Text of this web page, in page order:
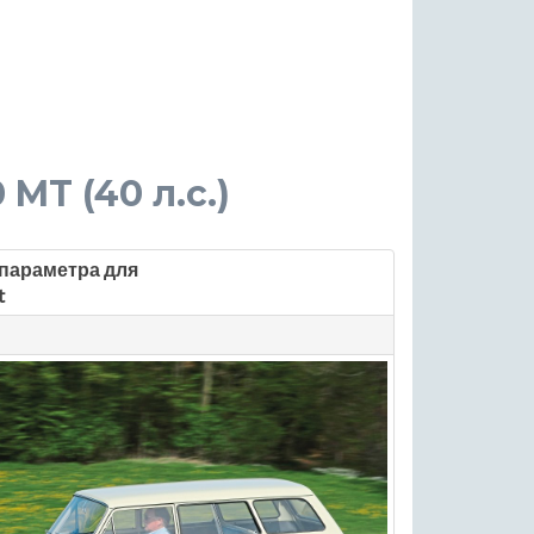
(40 л.с.)
для